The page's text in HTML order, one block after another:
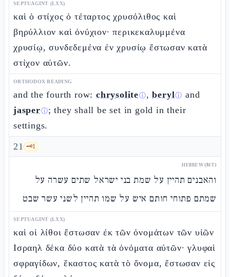
SEPTUAGINT (LXX)
καὶ ὁ στίχος ὁ τέταρτος χρυσόλιθος καὶ
βηρύλλιον καὶ ὀνύχιον· περικεκαλυμμένα
χρυσίῳ, συνδεδεμένα ἐν χρυσίῳ ἔστωσαν κατὰ
στίχον αὐτῶν.
ORTHODOX READING
and the fourth row: chrysoliteⓘ,berylⓘ and
jasperⓘ; they shall be set in gold in their
settings.
21 🗝️1
HEBREW (MT)
והאבנים תהיין על שמת בני ישראל שתים עשרה על
שמתם פתוחי חותם איש על שמו תהיין לשני עשר שבט
SEPTUAGINT (LXX)
καὶ οἱ λίθοι ἔστωσαν ἐκ τῶν ὀνομάτων τῶν υἱῶν
Ισραηλ δέκα δύο κατὰ τὰ ὀνόματα αὐτῶν· γλυφαὶ
σφραγίδων, ἕκαστος κατὰ τὸ ὄνομα, ἔστωσαν εἰς